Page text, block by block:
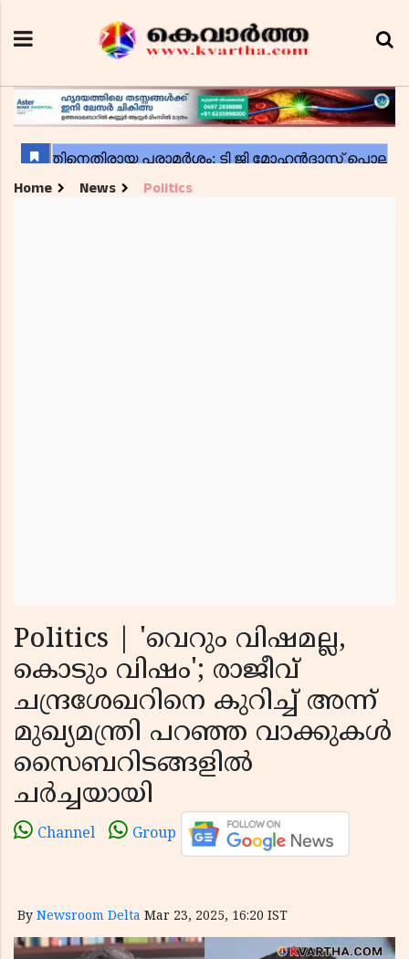
Home News Politics
Politics | 'വെറും വിഷമല്ല,
കൊടും വിഷം'; രാജീവ്
ചന്ദ്രശേഖറിനെ കുറിച്ച് അന്ന്
മുഖ്യമന്ത്രി പറഞ്ഞ വാക്കുകൾ
സൈബറിടങ്ങളിൽ
ചർച്ചയായി
Channel Group
By Newsroom Delta Mar 23, 2025, 16:20 IST